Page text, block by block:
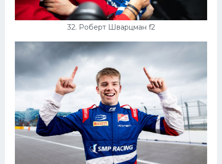
32. Роберт Шварцман f2